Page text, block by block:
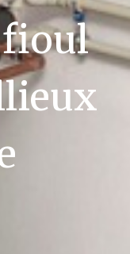
fioul